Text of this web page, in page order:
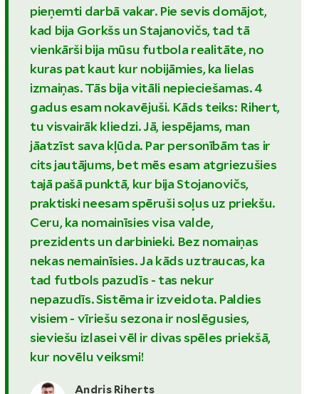
pieņemti darbā vakar. Pie sevis domājot,
kad bija Gorkšs un Stajanovičs, tad tā
vienkārši bija mūsu futbola realitāte, no
kuras pat kaut kur nobijāmies, ka lielas
izmaiņas. Tās bija vitāli nepieciešamas. 4
gadus esam nokavējuši. Kāds teiks: Rihert,
tu visvairāk kliedzi. Jā, iespējams, man
jāatzīst sava kļūda. Par personībām tas ir
cits jautājums, bet mēs esam atgriezušies
tajā pašā punktā, kur bija Stojanovičs,
praktiski neesam spēruši soļus uz priekšu.
Ceru, ka nomainīsies visa valde,
prezidents un darbinieki. Bez nomaiņas
nekas nemainīsies. Ja kāds uztraucas, ka
tad futbols pazudīs - tas nekur
nepazudīs. Sistēma ir izveidota. Paldies
visiem - vīriešu sezona ir noslēgusies,
sieviešu izlasei vēl ir divas spēles priekšā,
kur novēlu veiksmi!
Andris Riherts